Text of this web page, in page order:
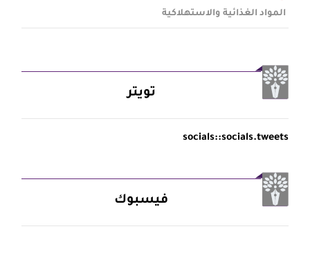
المواد الغذائية والاستهلاكية
تويتر
socials::socials.tweets
فيسبوك